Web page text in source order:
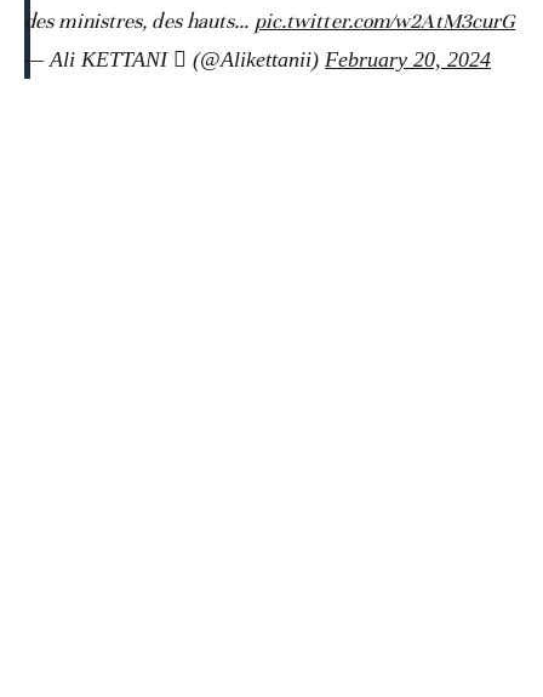
des ministres, des hauts… pic.twitter.com/w2AtM3curG
— Ali KETTANI  (@Alikettanii) February 20, 2024